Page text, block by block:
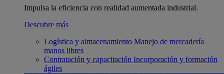
Impulsa la eficiencia con realidad aumentada industrial.
Descubre más
Logística y almacenamiento Manejo de mercadería
manos libres
Contratación y capacitación Incorporación y formación
ágiles